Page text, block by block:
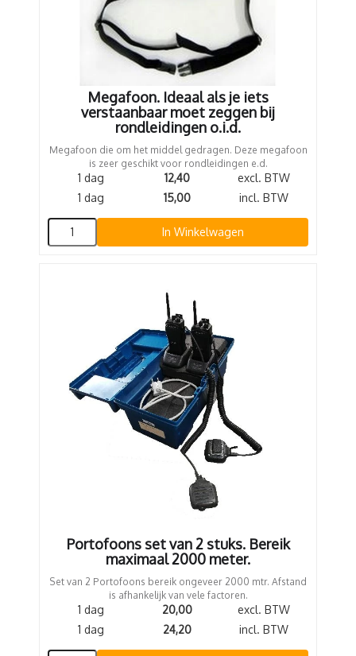
Megafoon. Ideaal als je iets
verstaanbaar moet zeggen bij
rondleidingen o.i.d.
Megafoon die om het middel gedragen. Deze megafoon
is zeer geschikt voor rondleidingen e.d.
1 dag 12,40
excl. BTW
1 dag
15,00 incl. BTW
In Winkelwagen
Portofoons set van 2 stuks. Bereik
maximaal 2000 meter.
Set van 2 Portofoons bereik ongeveer 2000 mtr. Afstand
is afhankelijk van vele factoren.
1 dag 20,00
excl. BTW
1 dag
24,20 incl. BTW